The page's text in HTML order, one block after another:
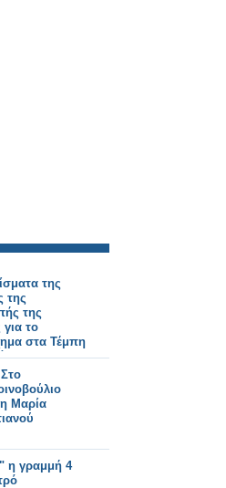
της
της
της
το
στα Τέμπη
στην
Μαρία
η γραμμή 4